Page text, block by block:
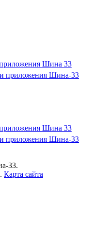
33.
Карта сайта